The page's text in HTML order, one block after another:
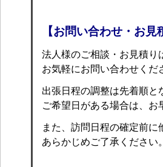
【お問い合わせ・お見
法人様のご相談・お見積り
お気軽にお問い合わせくだ
出張日程の調整は先着順と
ご希望日がある場合は、お
また、訪問日程の確定前に
あらかじめご了承ください。